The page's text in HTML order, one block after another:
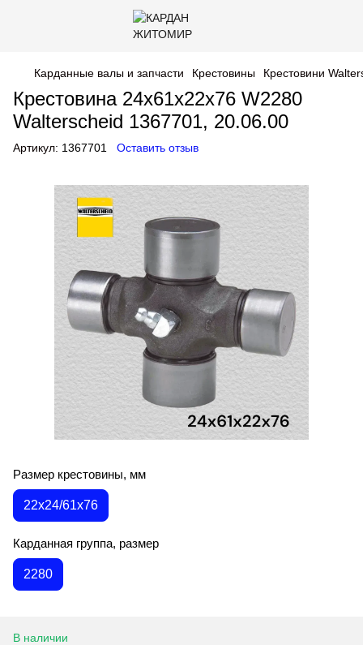
Карданные валы и запчасти Крестовины Крестовини
Крестовина 24x61x22x76 W2280
Walterscheid 1367701, 20.06.00
Артикул: 1367701 Оставить отзыв
Размер крестовины, мм
22х24/61х76
Карданная группа, размер
2280
В наличии